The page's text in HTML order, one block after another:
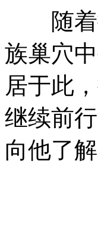
随着探
族巢穴
居于此
继续前
向他了